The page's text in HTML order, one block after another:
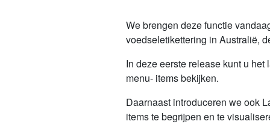
We brengen deze functie
voedseletikettering in Australië,
In deze eerste release kunt u
menu- items bekijken.
Daarnaast introduceren we ook
items te begrijpen en te